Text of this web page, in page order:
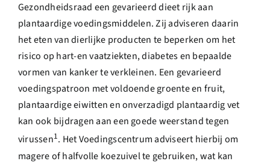
Gezondheidsraad een gevarieerd dieet rijk aan
plantaardige voedingsmiddelen. Zij adviseren daarin
het eten van dierlijke producten te beperken om het
risico op hart-en vaatziekten, diabetes en bepaalde
vormen van kanker te verkleinen. Een gevarieerd
voedingspatroon met voldoende groente en fruit,
plantaardige eiwitten en onverzadigd plantaardig vet
kan ook bijdragen aan een goede weerstand tegen
virussen1. Het Voedingscentrum adviseert hierbij om
magere of halfvolle koezuivel te gebruiken, wat kan